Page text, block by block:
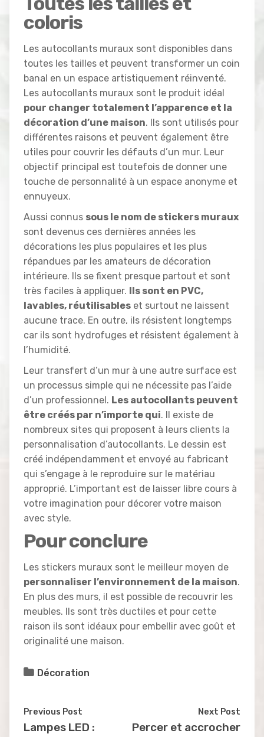
coloris
Les autocollants muraux sont disponibles dans
toutes les tailles et peuvent transformer un coin
banal en un espace artistiquement réinventé.
Les autocollants muraux sont le produit idéal
pour changer totalement l’apparence et la
décoration d’une maison. Ils sont utilisés pour
différentes raisons et peuvent également être
utiles pour couvrir les défauts d’un mur. Leur
objectif principal est toutefois de donner une
touche de personnalité à un espace anonyme et
ennuyeux.
Aussi connus sous le nom de stickers muraux
sont devenus ces dernières années les
décorations les plus populaires et les plus
répandues par les amateurs de décoration
intérieure. Ils se fixent presque partout et sont
très faciles à appliquer. Ils sont en PVC,
lavables, réutilisables et surtout ne laissent
aucune trace. En outre, ils résistent longtemps
car ils sont hydrofuges et résistent également à
l’humidité.
Leur transfert d’un mur à une autre surface est
un processus simple qui ne nécessite pas l’aide
d’un professionnel. Les autocollants peuvent
être créés par n’importe qui. Il existe de
nombreux sites qui proposent à leurs clients la
personnalisation d’autocollants. Le dessin est
créé indépendamment et envoyé au fabricant
qui s’engage à le reproduire sur le matériau
approprié. L’important est de laisser libre cours à
votre imagination pour décorer votre maison
avec style.
Pour conclure
Les stickers muraux sont le meilleur moyen de
personnaliser l’environnement de la maison.
En plus des murs, il est possible de recouvrir les
meubles. Ils sont très ductiles et pour cette
raison ils sont idéaux pour embellir avec goût et
originalité une maison.
Décoration
Previous Post
Lampes LED :
Next Post
Percer et accrocher